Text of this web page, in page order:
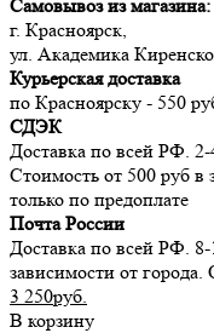
Самовывоз из магазина:
г. Красноярск,
ул. Академика
Курьерская доставка
по Красноярску - 550
СДЭК
Доставка по всей РФ. 2-
Стоимость от 500 руб в
только по предоплате
Почта России
Доставка по всей РФ.
зависимости от города.
3 250руб.
В корзину